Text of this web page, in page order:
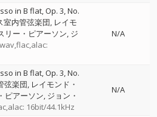
in B flat, Op. 3, No.
室内管弦楽団 レイモ
リー・ピアーソン ジ
wav,flac,alac:
N/A
in B flat, Op. 3, No.
弦楽団 レイモンド・
ピアーソン ジョン・
16bit/44.1kHz
N/A